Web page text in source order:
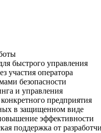
быстрого управления
участия оператора
безопасности
и управления
предприятия
в защищенном виде
эффективности
поддержка от